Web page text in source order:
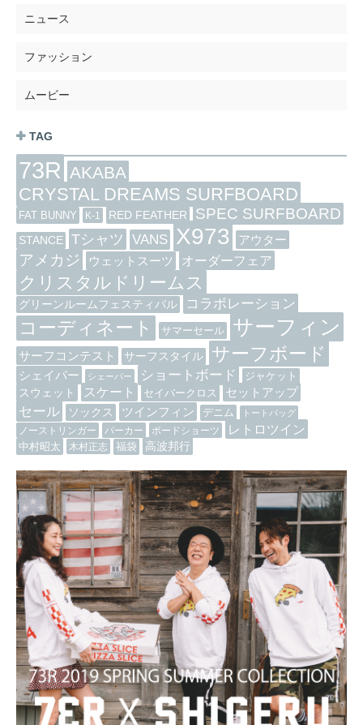
ニュース
ファッション
ムービー
TAG
73R AKABA
CRYSTAL DREAMS SURFBOARD
FAT BUNNY K-1 RED FEATHER SPEC SURFBOARD
STANCE Tシャツ VANS X973 アウター
アメカジ ウェットスーツ オーダーフェア
クリスタルドリームス
グリーンルームフェスティバル コラボレーション
コーディネート サマーセール サーフィン
サーフコンテスト サーフスタイル サーフボード
シェイパー シェーパー ショートボード ジャケット
スウェット スケート セイバークロス セットアップ
セール ソックス ツインフィン デニム トートバッグ
ノーストリンガー パーカー ボードショーツ レトロツイン
中村昭太 木村正志 福袋 高波邦行